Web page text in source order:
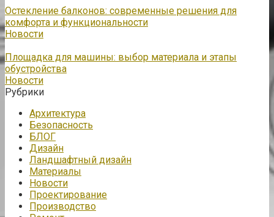
Остекление балконов: современные решения для
комфорта и функциональности
Новости
Площадка для машины: выбор материала и этапы
обустройства
Новости
Рубрики
Архитектура
Безопасность
БЛОГ
Дизайн
Ландшафтный дизайн
Материалы
Новости
Проектирование
Производство